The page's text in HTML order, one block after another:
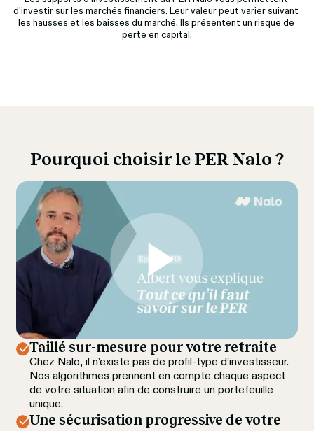
d’investir sur les marchés financiers. Leur valeur peut varier suivant
les hausses et les baisses du marché. Ils présentent un risque de
perte en capital.
Pourquoi choisir le PER Nalo ?
Taillé sur-mesure pour votre retraite
Chez Nalo, il n’existe pas de profil-type d’investisseur.
Nos algorithmes prennent en compte chaque aspect
de votre situation afin de construire un portefeuille
unique.
Une sécurisation progressive de votre